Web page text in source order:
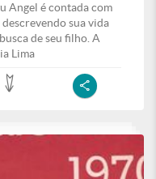
Angel é contada com
sua vida
de seu filho. A
Lima